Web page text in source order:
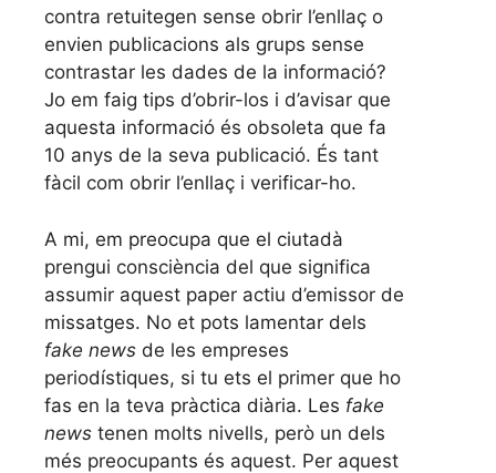
contra retuitegen sense obrir l’enllaç o
envien publicacions als grups sense
contrastar les dades de la informació?
Jo em faig tips d’obrir-los i d’avisar que
aquesta informació és obsoleta que fa
10 anys de la seva publicació. És tant
fàcil com obrir l’enllaç i verificar-ho.
A mi, em preocupa que el ciutadà
prengui consciència del que significa
assumir aquest paper actiu d’emissor de
missatges. No et pots lamentar dels
fake news de les empreses
periodístiques, si tu ets el primer que ho
fas en la teva pràctica diària. Les fake
news tenen molts nivells, però un dels
més preocupants és aquest. Per aquest